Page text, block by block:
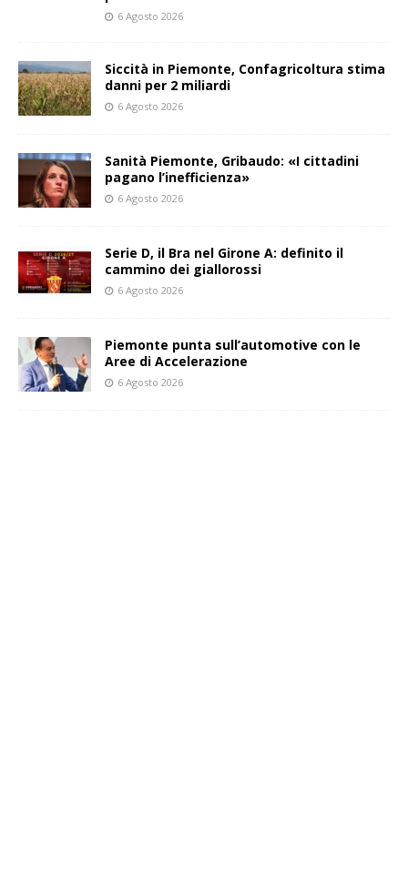
6 Agosto 2026
Siccità in Piemonte, Confagricoltura stima
danni per 2 miliardi
6 Agosto 2026
Sanità Piemonte, Gribaudo: «I cittadini
pagano l’inefficienza»
6 Agosto 2026
Serie D, il Bra nel Girone A: definito il
cammino dei giallorossi
6 Agosto 2026
Piemonte punta sull’automotive con le
Aree di Accelerazione
6 Agosto 2026